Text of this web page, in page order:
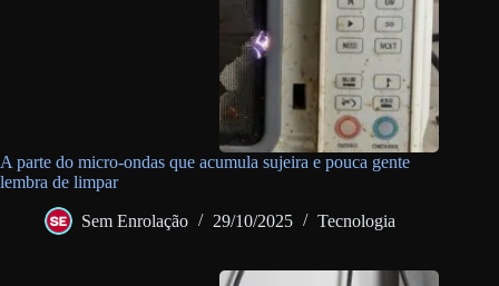
A parte do micro-ondas que acumula sujeira e pouca gente
lembra de limpar
Sem Enrolação 29/10/2025 Tecnologia